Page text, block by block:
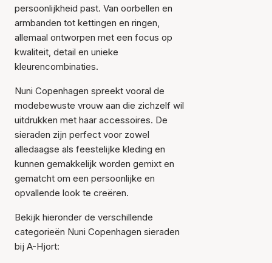
persoonlijkheid past. Van oorbellen en
armbanden tot kettingen en ringen,
allemaal ontworpen met een focus op
kwaliteit, detail en unieke
kleurencombinaties.
Nuni Copenhagen spreekt vooral de
modebewuste vrouw aan die zichzelf wil
uitdrukken met haar accessoires. De
sieraden zijn perfect voor zowel
alledaagse als feestelijke kleding en
kunnen gemakkelijk worden gemixt en
gematcht om een persoonlijke en
opvallende look te creëren.
Bekijk hieronder de verschillende
categorieën Nuni Copenhagen sieraden
bij A-Hjort: